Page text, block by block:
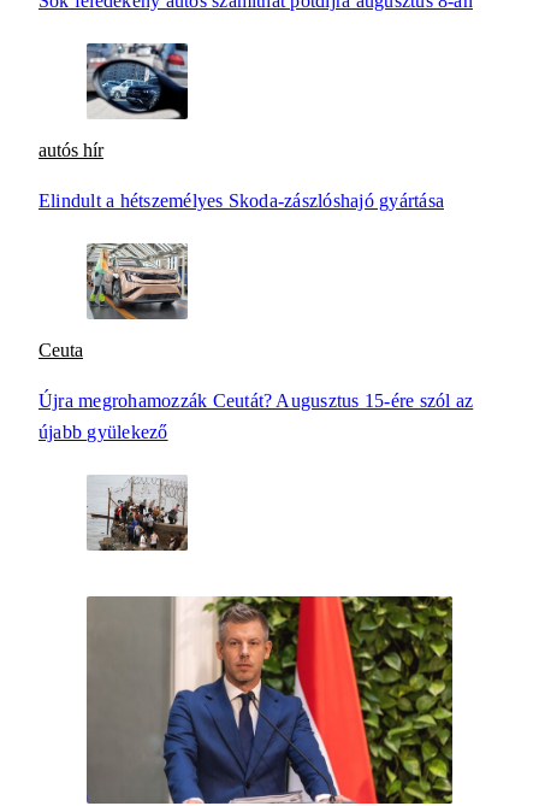
autós hír
Elindult a hétszemélyes Skoda-zászlóshajó gyártása
Ceuta
Újra megrohamozzák Ceutát? Augusztus 15-ére szól az
újabb gyülekező